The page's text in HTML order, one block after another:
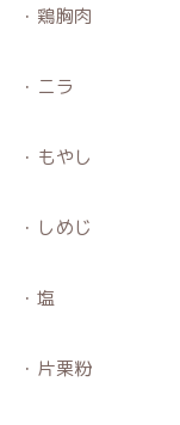
・鶏胸
・ニ
・もや
・しめ
・塩
・片栗